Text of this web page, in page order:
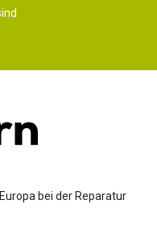
bei der Reparatur